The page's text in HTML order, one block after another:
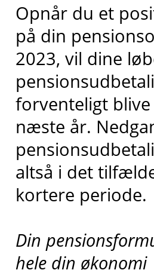
Opnår du et
på din
2023, vil dine
forventeligt
næste år.
altså i det
kortere periode.
Din
hele din økonomi